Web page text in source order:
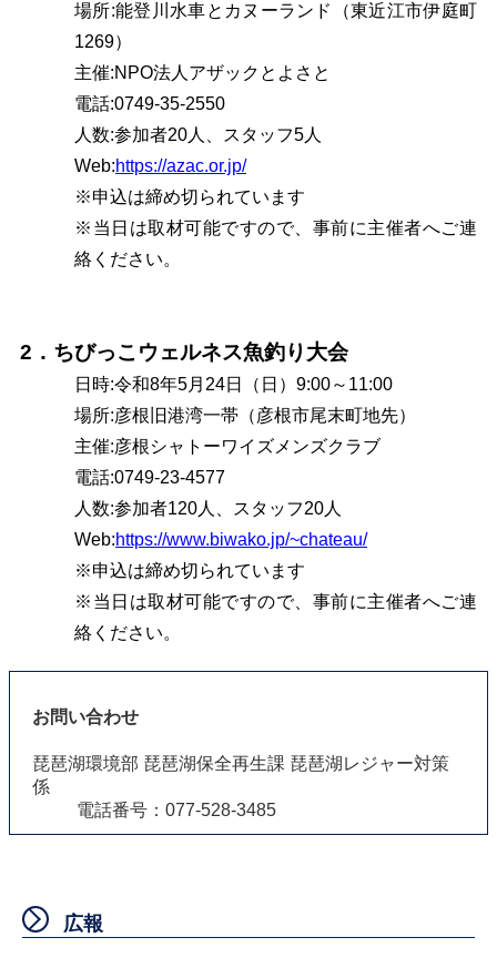
場所:能登川水車とカヌーランド（東近江市伊庭町
1269）
主催:NPO法人アザックとよさと
電話:0749-35-2550
人数:参加者20人、スタッフ5人
Web:https://azac.or.jp/
※申込は締め切られています
※当日は取材可能ですので、事前に主催者へご連
絡ください。
2．ちびっこウェルネス魚釣り大会
日時:令和8年5月24日（日）9:00～11:00
場所:彦根旧港湾一帯（彦根市尾末町地先）
主催:彦根シャトーワイズメンズクラブ
電話:0749-23-4577
人数:参加者120人、スタッフ20人
Web:https://www.biwako.jp/~chateau/
※申込は締め切られています
※当日は取材可能ですので、事前に主催者へご連
絡ください。
お問い合わせ
琵琶湖環境部 琵琶湖保全再生課 琵琶湖レジャー対策
係
電話番号：077-528-3485
広報